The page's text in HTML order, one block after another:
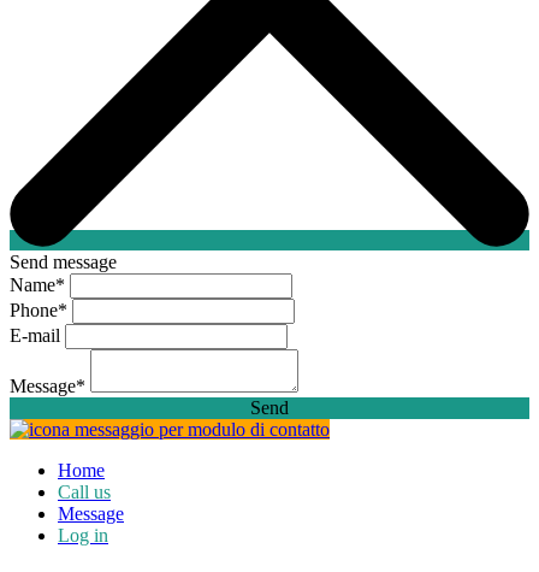
Send message
Name*
Phone*
E-mail
Message*
Send
Home
Call us
Message
Log in